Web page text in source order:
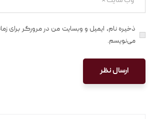
ذخیره نام، ایمیل و وبسایت من در مرورگر برای
می‌نویسم.